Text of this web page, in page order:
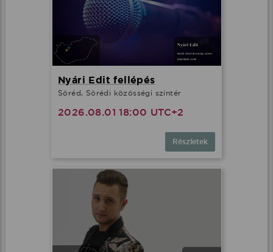
Nyári Edit fellépés
Söréd, Sörédi közösségi színtér
2026.08.01 18:00 UTC+2
Részletek